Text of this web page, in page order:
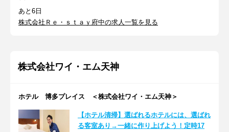
あと6日
株式会社Ｒｅ・ｓｔａｙ府中の求人一覧を見る
株式会社ワイ・エム天神
ホテル 博多プレイス ＜株式会社ワイ・エム天神＞
【ホテル清掃】選ばれるホテルには、選ばれ
る客室あり→一緒に作り上げよう！定時17